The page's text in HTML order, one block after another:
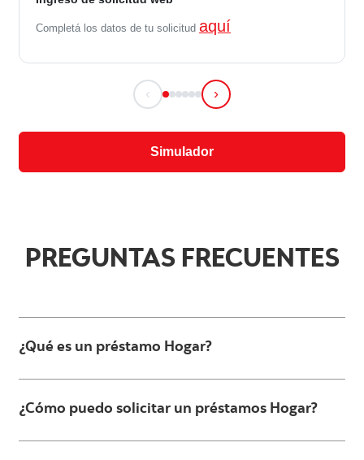
Completá los datos de tu solicitud aquí
‹ ›
Simulador
PREGUNTAS FRECUENTES
¿Qué es un préstamo Hogar?
¿Cómo puedo solicitar un préstamos Hogar?